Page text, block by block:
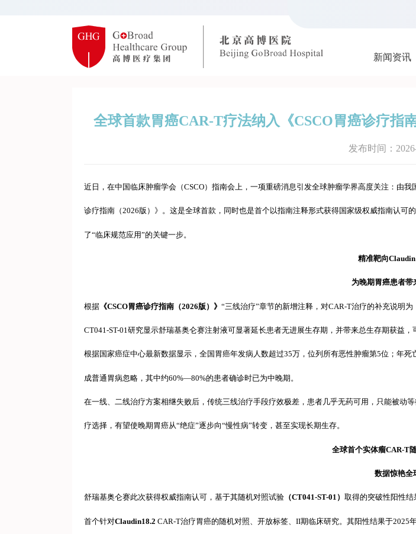
新闻资讯
全球首款胃癌CAR-T疗法纳入《CSCO胃癌诊疗指
发布时间：
近日，在中国临床肿瘤学会（CSCO）指南会上，一项重磅消息引发全球肿瘤学界高度关注：由
诊疗指南（2026版）》。这是全球首款，同时也是首个以指南注释形式获得国家级权威指南认可
了“临床规范应用”的关键一步。
精准靶向
为晚期胃癌患者带
根据 《CSCO胃癌诊疗指南（2026版）》 “三线治疗”章节的新增注释，对CAR-T治疗的补充说明为
CT041-ST-01研究显示舒瑞基奥仑赛注射液可显著延长患者无进展生存期，并带来总生存期获益
根据国家癌症中心最新数据显示，全国胃癌年发病人数超过35万，位列所有恶性肿瘤第5位；年
成普通胃病忽略，其中约60%—80%的患者确诊时已为中晚期。
在一线、二线治疗方案相继失败后，传统三线治疗手段疗效极差，患者几乎无药可用，只能被动
疗选择，有望使晚期胃癌从“绝症”逐步向“慢性病”转变，甚至实现长期生存。
全球首个实体瘤CAR-T
数据惊艳全
舒瑞基奥仑赛此次获得权威指南认可，基于其随机对照试验 （CT041-ST-01） 取得的突破性阳性结
首个针对Claudin18.2 CAR-T治疗胃癌的随机对照、开放标签、II期临床研究。其阳性结果于2025